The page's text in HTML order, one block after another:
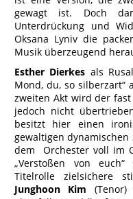
gewagt ist. Doch
Unterdrückung und
Oksana Lyniv die
Musik überzeugend
Esther Dierkes als
Mond, du, so silberzart“
zweiten Akt wird der
jedoch nicht
besitzt hier einen
gewaltigen
dem Orchester voll im
„Verstoßen von
Titelrolle zielsichere
Junghoon Kim